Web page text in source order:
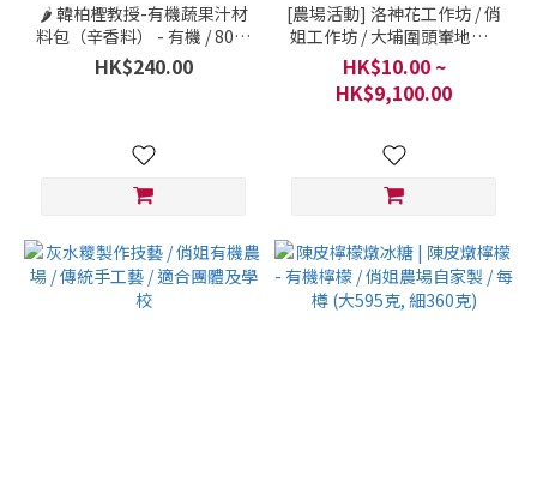
🌶 韓柏檉教授-有機蔬果汁材
料包（辛香料） - 有機 / 800-
900克
HK$240.00
[農場活動] 洛神花工作坊 / 俏
姐工作坊 / 大埔圍頭輋地村 /
俏姐農場
HK$10.00 ~
HK$9,100.00